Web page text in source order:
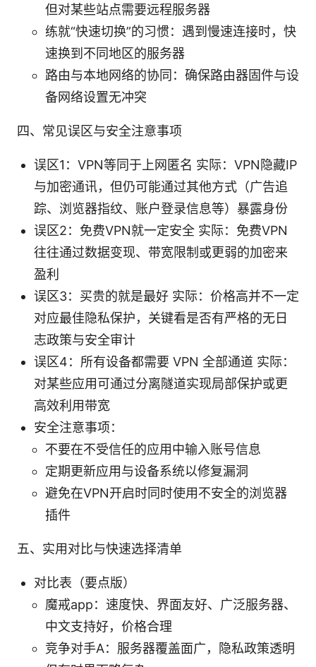
但对某些站点需要远程服务器
练就“快速切换”的习惯：遇到慢速连接时，快
速换到不同地区的服务器
路由与本地网络的协同：确保路由器固件与设
备网络设置无冲突
四、常见误区与安全注意事项
误区1：VPN等同于上网匿名 实际：VPN隐藏IP
与加密通讯，但仍可能通过其他方式（广告追
踪、浏览器指纹、账户登录信息等）暴露身份
误区2：免费VPN就一定安全 实际：免费VPN
往往通过数据变现、带宽限制或更弱的加密来
盈利
误区3：买贵的就是最好 实际：价格高并不一定
对应最佳隐私保护，关键看是否有严格的无日
志政策与安全审计
误区4：所有设备都需要 VPN 全部通道 实际：
对某些应用可通过分离隧道实现局部保护或更
高效利用带宽
安全注意事项：
不要在不受信任的应用中输入账号信息
定期更新应用与设备系统以修复漏洞
避免在VPN开启时同时使用不安全的浏览器
插件
五、实用对比与快速选择清单
对比表（要点版）
魔戒app：速度快、界面友好、广泛服务器、
中文支持好，价格合理
竞争对手A：服务器覆盖面广，隐私政策透明